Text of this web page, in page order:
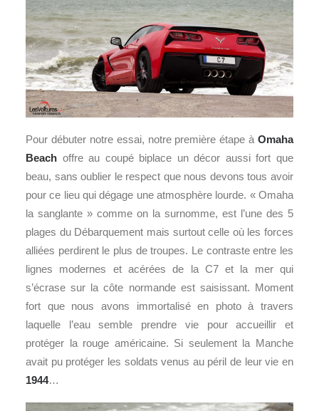
Pour débuter notre essai, notre première étape à Omaha
Beach offre au coupé biplace un décor aussi fort que
beau, sans oublier le respect que nous devons tous avoir
pour ce lieu qui dégage une atmosphère lourde. « Omaha
la sanglante » comme on la surnomme, est l’une des 5
plages du Débarquement mais surtout celle où les forces
alliées perdirent le plus de troupes. Le contraste entre les
lignes modernes et acérées de la C7 et la mer qui
s’écrase sur la côte normande est saisissant. Moment
fort que nous avons immortalisé en photo à travers
laquelle l’eau semble prendre vie pour accueillir et
protéger la rouge américaine. Si seulement la Manche
avait pu protéger les soldats venus au péril de leur vie en
1944…